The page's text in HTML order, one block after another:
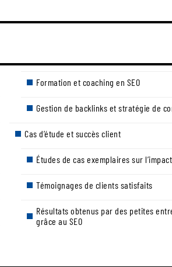
Formation et coaching en SEO
Gestion de backlinks et stratégie de
Cas d’étude et succès client
Études de cas exemplaires sur l’impact
Témoignages de clients satisfaits
Résultats obtenus par des petites
grâce au SEO